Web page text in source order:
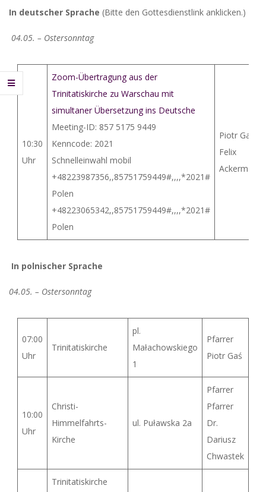
In deutscher Sprache (Bitte den Gottesdienstlink anklicken.)
04.05. – Ostersonntag
10:30
Uhr
Zoom-Übertragung aus der
Trinitatiskirche zu Warschau mit
simultaner Übersetzung ins Deutsche
Meeting-ID: 857 5175 9449
Kenncode: 2021
Schnelleinwahl mobil
+48223987356,,85751759449#,,,,*2021#
Polen
+48223065342,,85751759449#,,,,*2021#
Polen
Piotr Gaś /
Felix
Ackermann
In polnischer Sprache
04.05. – Ostersonntag
07:00
Uhr
Trinitatiskirche
pl.
Małachowskiego
1
Pfarrer
Piotr Gaś
10:00
Uhr
Christi-
Himmelfahrts-
Kirche
ul. Puławska 2a
Pfarrer
Pfarrer
Dr.
Dariusz
Chwastek
Trinitatiskirche